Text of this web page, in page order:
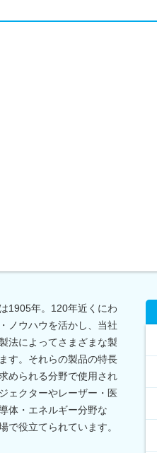
1905年。120年近くにわ
ノウハウを活かし、当社
法によってさまざまな製
す。それらの製品の特長
められる分野で使用され
ェクターやレーザー・医
体・エネルギー分野な
で役立てられています。